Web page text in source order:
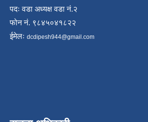
पदः वडा अध्यक्ष वडा नं.२
फोन नं. ९८४५०४१८२२
ईमेलः dcdipesh944@gmail.com